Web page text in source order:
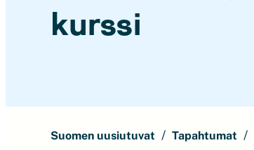
kurssi
Suomen uusiutuvat Tapahtumat